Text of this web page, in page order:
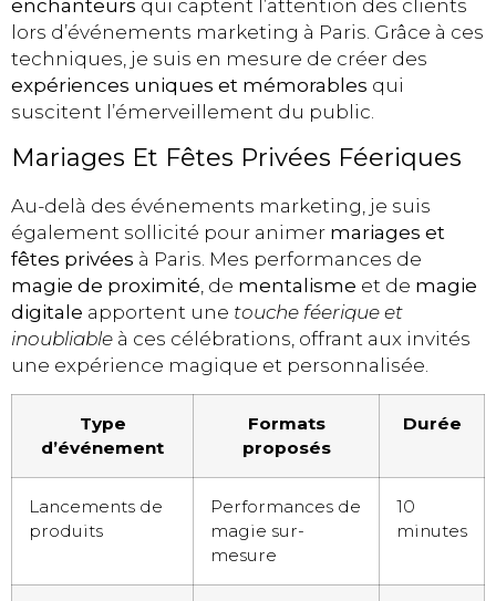
enchanteurs qui captent l’attention des clients
lors d’événements marketing à Paris. Grâce à ces
techniques, je suis en mesure de créer des
expériences uniques et mémorables qui
suscitent l’émerveillement du public.
Mariages Et Fêtes Privées Féeriques
Au-delà des événements marketing, je suis
également sollicité pour animer mariages et
fêtes privées à Paris. Mes performances de
magie de proximité , de mentalisme et de magie
digitale apportent une touche féerique et
inoubliable à ces célébrations, offrant aux invités
une expérience magique et personnalisée.
Type
d’événement
Formats
proposés
Durée
Lancements de
produits
Performances de
magie sur-
mesure
10
minutes